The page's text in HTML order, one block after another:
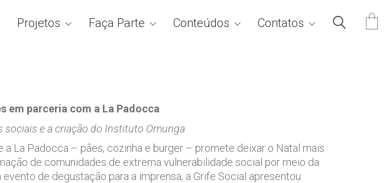
Projetos Faça Parte Conteúdos Contatos
em parceria com a La Padocca
sociais e a criação do Instituto Omunga
a La Padocca – pães, cozinha e burger – promete deixar o Natal mais
de comunidades de extrema vulnerabilidade social por meio da
de degustação para a imprensa, a Grife Social apresentou